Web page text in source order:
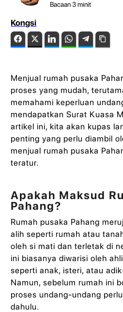
Bacaan3minit
Kongsi
FacebookTwitter LinkedIn WhatsAppTelegram
Menjual rumah pusaka
proses yang mudah,
memahami keperluan
mendapatkan Surat Kuasa
artikel ini, kita akan kupas
penting yang perlu diambil
menjual rumah pusaka
teratur.
Apakah Maksud
Pahang?
Rumah pusaka Pahang
alih seperti rumah atau
oleh si mati dan terletak di
ini biasanya diwarisi oleh
seperti anak, isteri, atau
Namun, sebelum rumah ini
proses undang-undang
dahulu.